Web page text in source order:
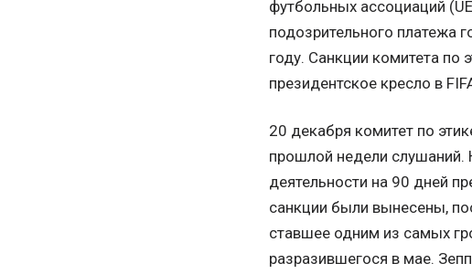
футбольных ассоциаций
подозрительного платежа
году. Санкции комитета по
президентское кресло в
20 декабря комитет по
прошлой недели слушаний.
деятельности на 90 дней
санкции были вынесены,
ставшее одним из самых
разразившегося в мае.